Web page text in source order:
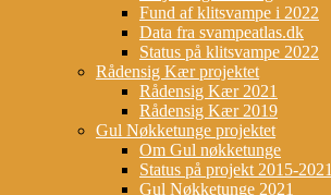
Fund af klitsvampe i 2022
Data fra svampeatlas.dk
Status på klitsvampe 2022
Rådensig Kær projektet
Rådensig Kær 2021
Rådensig Kær 2019
Gul Nøkketunge projektet
Om Gul nøkketunge
Status på projekt 2015-2021
Gul Nøkketunge 2021